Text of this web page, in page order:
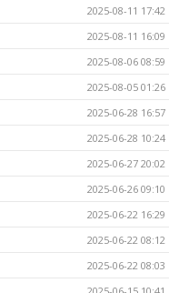
2025-08-11 17:42
2025-08-11 16:09
2025-08-06 08:59
2025-08-05 01:26
2025-06-28 16:57
2025-06-28 10:24
2025-06-27 20:02
2025-06-26 09:10
2025-06-22 16:29
2025-06-22 08:12
2025-06-22 08:03